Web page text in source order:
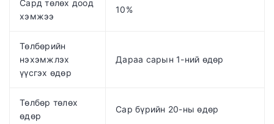
Сард төлөх доод
хэмжээ
10%
Төлбөрийн
нэхэмжлэх
үүсгэх өдөр
Дараа сарын 1-ний өдөр
Төлбөр төлөх
өдөр
Сар бүрийн 20-ны өдөр